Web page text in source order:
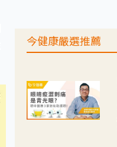
今健康嚴選推薦